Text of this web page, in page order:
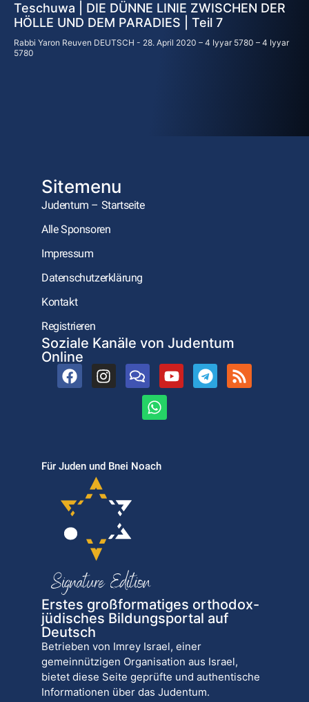
Teschuwa | DIE DÜNNE LINIE ZWISCHEN DER
HÖLLE UND DEM PARADIES | Teil 7
Rabbi Yaron Reuven DEUTSCH
28. April 2020 – 4 Iyyar 5780 – 4 Iyyar
5780
Sitemenu
Judentum – Startseite
Alle Sponsoren
Impressum
Datenschutzerklärung
Kontakt
Registrieren
Soziale Kanäle von Judentum
Online
Für Juden und Bnei Noach
Erstes großformatiges orthodox-
jüdisches Bildungsportal auf
Deutsch
Betrieben von Imrey Israel, einer
gemeinnützigen Organisation aus Israel,
bietet diese Seite geprüfte und authentische
Informationen über das Judentum.